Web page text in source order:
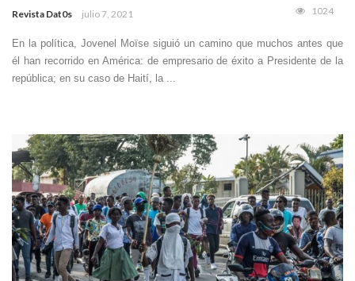
Revista Dat0s julio 7, 2021 1024
En la política, Jovenel Moïse siguió un camino que muchos antes que
él han recorrido en América: de empresario de éxito a Presidente de la
república; en su caso de Haití, la ...